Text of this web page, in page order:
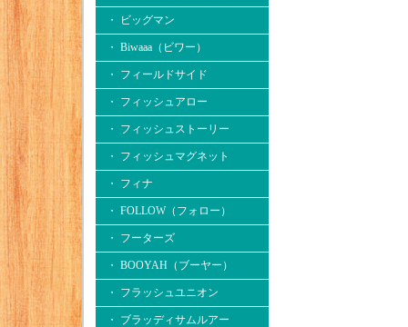
・ ビッグマン
・ Biwaaa（ビワー）
・ フィールドサイド
・ フィッシュアロー
・ フィッシュストーリー
・ フィッシュマグネット
・ フィナ
・ FOLLOW（フォロー）
・ フーターズ
・ BOOYAH（ブーヤー）
・ フラッシュユニオン
・ ブラッディサムルアー